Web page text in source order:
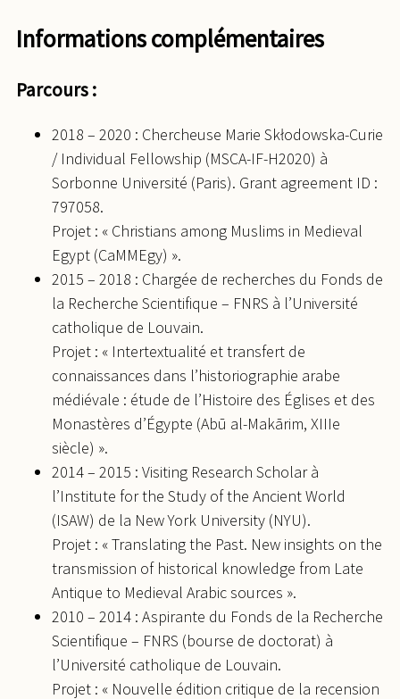
Informations complémentaires
Parcours :
2018 – 2020 : Chercheuse Marie Skłodowska-Curie
/ Individual Fellowship (MSCA-IF-H2020) à
Sorbonne Université (Paris). Grant agreement ID :
797058.
Projet : « Christians among Muslims in Medieval
Egypt (CaMMEgy) ».
2015 – 2018 : Chargée de recherches du Fonds de
la Recherche Scientifique – FNRS à l’Université
catholique de Louvain.
Projet : « Intertextualité et transfert de
connaissances dans l’historiographie arabe
médiévale : étude de l’Histoire des Églises et des
Monastères d’Égypte (Abū al-Makārim, XIIIe
siècle) ».
2014 – 2015 : Visiting Research Scholar à
l’Institute for the Study of the Ancient World
(ISAW) de la New York University (NYU).
Projet : « Translating the Past. New insights on the
transmission of historical knowledge from Late
Antique to Medieval Arabic sources ».
2010 – 2014 : Aspirante du Fonds de la Recherche
Scientifique – FNRS (bourse de doctorat) à
l’Université catholique de Louvain.
Projet : « Nouvelle édition critique de la recension